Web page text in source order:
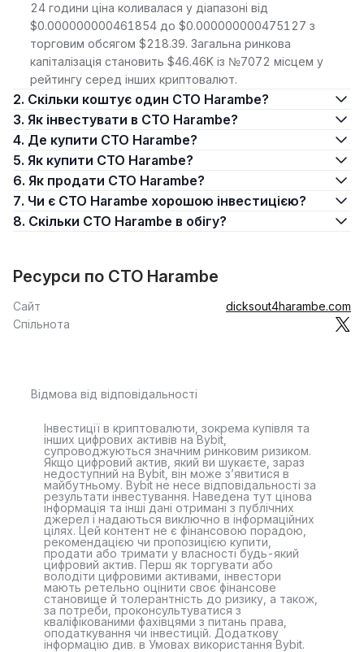
24 години ціна коливалася у діапазоні від
$0.000000000461854 до $0.000000000475127 з
торговим обсягом $218.39. Загальна ринкова
капіталізація становить $46.46K із №7072 місцем у
рейтингу серед інших криптовалют.
2. Скільки коштує один CTO Harambe?
3. Як інвестувати в CTO Harambe?
4. Де купити CTO Harambe?
5. Як купити CTO Harambe?
6. Як продати CTO Harambe?
7. Чи є CTO Harambe хорошою інвестицією?
8. Скільки CTO Harambe в обігу?
Ресурси по CTO Harambe
Сайт
dicksout4harambe.com
Спільнота
Відмова від відповідальності
Інвестиції в криптовалюти, зокрема купівля та
інших цифрових активів на Bybit,
супроводжуються значним ринковим ризиком.
Якщо цифровий актив, який ви шукаєте, зараз
недоступний на Bybit, він може з’явитися в
майбутньому. Bybit не несе відповідальності за
результати інвестування. Наведена тут цінова
інформація та інші дані отримані з публічних
джерел і надаються виключно в інформаційних
цілях. Цей контент не є фінансовою порадою,
рекомендацією чи пропозицією купити,
продати або тримати у власності будь-який
цифровий актив. Перш як торгувати або
володіти цифровими активами, інвестори
мають ретельно оцінити своє фінансове
становище й толерантність до ризику, а також,
за потреби, проконсультуватися з
кваліфікованими фахівцями з питань права,
оподаткування чи інвестицій. Додаткову
інформацію див. в Умовах використання Bybit.